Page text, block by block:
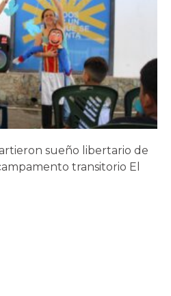
sueño libertario de
transitorio El